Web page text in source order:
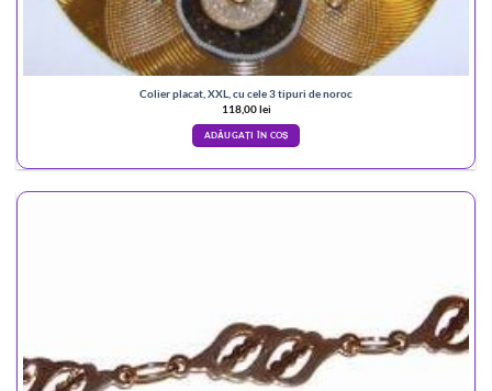
Colier placat, XXL, cu cele 3 tipuri de noroc
118,00lei
ADĂUGAȚI ÎN COȘ